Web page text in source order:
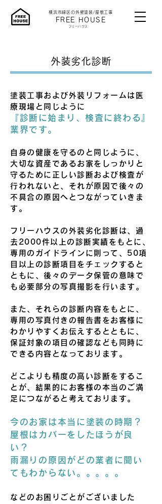
横浜市緑区の外壁塗装/屋根工事
​FREE HOUSE
​フリーハウス
外装劣化診断
塗装工事および外装リフォームは医
療現場と同じように
『診断に始まり、検査に終わる』
業界です。
自身の健康を守るのと同じように、
大切な資産であるお家をしっかりと
守るために正しい診断および検査が
行われないと、それが原因で後々の
不具合の原因へとつながっていきま
す。
フリーハウスの外装劣化診断は、過
去2000件以上の診断実績をもとに、
専用のガイドラインに則って、50項
目以上の診断項目をチェックすると
ともに、後々のデータ保管の意味で
も必要部分の写真撮影を行います。
また、それらの診断内容をもとに、
専用の写真付きの報告書をお客様に
わかりやすくお伝えするとともに、
保証対象の項目の確認なども同時に
できる内容となっております。
どこよりも精度の高い診断をするこ
とが、結果的にお客様の本当のご満
足につながると考えております。
今のお家は本当に塗装の時期？
屋根はカバーをしたほうが良
い？
雨漏りの原因がどの業者に聞い
てもわからない。。。。。
などのお困りごとがございました